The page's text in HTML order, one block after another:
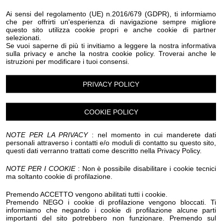
Ai sensi del regolamento (UE) n.2016/679 (GDPR), ti informiamo
che per offrirti un'esperienza di navigazione sempre migliore
questo sito utilizza cookie propri e anche cookie di partner
selezionati.
Se vuoi saperne di più ti invitiamo a leggere la nostra informativa
sulla privacy e anche la nostra cookie policy. Troverai anche le
istruzioni per modificare i tuoi consensi.
PRIVACY POLICY
COOKIE POLICY
NOTE PER LA PRIVACY: nel momento in cui manderete dati
personali attraverso i contatti e/o moduli di contatto su questo sito,
questi dati verranno trattati come descritto nella Privacy Policy.
NOTE PER I COOKIE: Non è possibile disabilitare i cookie tecnici
ma soltanto cookie di profilazione.
Premendo ACCETTO vengono abilitati tutti i cookie.
Premendo NEGO i cookie di profilazione vengono bloccati. Ti
informiamo che negando i cookie di profilazione alcune parti
importanti del sito potrebbero non funzionare. Premendo sul
Eventi Halloween Montegrosso Pian Latte
Eventi Halloween Olivetta San Michele
Eventi Halloween OspedalettiEventi Halloween Perinaldo
Eventi Halloween Pietrabruna
Eventi Halloween Pieve Di TecoEventi Halloween Pigna
Eventi Halloween Pompeiana
Eventi Halloween Pontedassio
Eventi Halloween PornassioEventi Halloween Prela'
Eventi Halloween RanzoEventi Halloween Rezzo
Eventi Halloween Rocchetta Nervina
Eventi Halloween San Bartolomeo al Mare
Eventi Halloween San Lorenzo al Mare
Eventi Halloween Sanremo
Eventi Halloween Santo Stefano al Mare
Eventi Halloween Seborga Eventi Halloween Soldano
Eventi Halloween TaggiaEventi Halloween Terzorio
Eventi Halloween Vallecrosia al Mare
Eventi Halloween VasiaEventi Halloween Ventimiglia
Eventi Halloween VessalicoEventi Halloween Villa Faraldi